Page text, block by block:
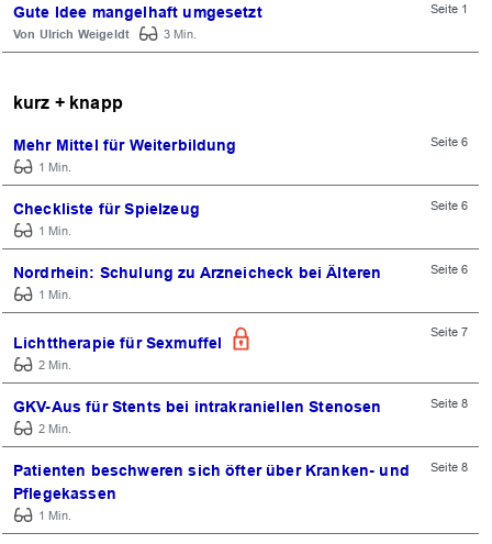
Gute Idee mangelhaft umgesetzt Seite 1
Ulrich Weigeldt 3 Min.
kurz + knapp
Mehr Mittel für Weiterbildung
Seite 6
1 Min.
Checkliste für Spielzeug
Seite 6
1 Min.
Nordrhein: Schulung zu Arzneicheck bei Älteren
Seite 6
1 Min.
Lichttherapie für Sexmuffel
Seite 7
2 Min.
GKV-Aus für Stents bei intrakraniellen Stenosen
Seite 8
2 Min.
Patienten beschweren sich öfter über Kranken- und
Pflegekassen
Seite 8
1 Min.